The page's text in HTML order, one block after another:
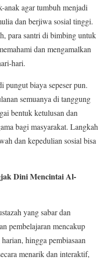
anak agar tumbuh menjadi
dan berjiwa sosial tinggi.
para santri di bimbing untuk
dan mengamalkan
hari.
biaya sepeser pun.
semuanya di tanggung
bentuk ketulusan dan
bagi masyarakat. Langkah
dan kepedulian sosial bisa
Dini Mencintai Al-
yang sabar dan
pembelajaran mencakup
hingga pembiasaan
menarik dan interaktif,